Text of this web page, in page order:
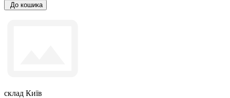
До кошика
склад Київ